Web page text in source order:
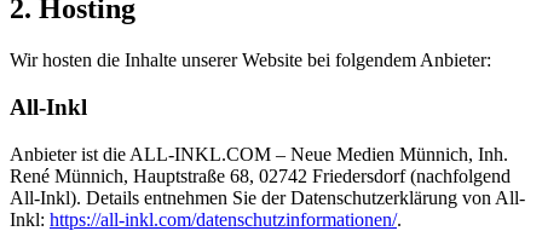
2. Hosting
Wir hosten die Inhalte unserer Website bei folgendem Anbieter:
All-Inkl
Anbieter ist die ALL-INKL.COM – Neue Medien Münnich, Inh.
René Münnich, Hauptstraße 68, 02742 Friedersdorf (nachfolgend
All-Inkl). Details entnehmen Sie der Datenschutzerklärung von All-
Inkl: https://all-inkl.com/datenschutzinformationen/.